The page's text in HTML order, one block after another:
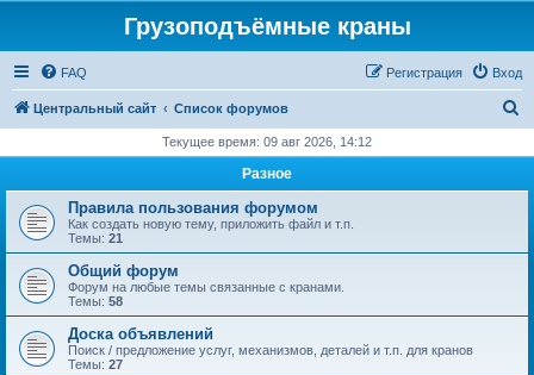
Грузоподъёмные краны
FAQ Вход
Регистрация
Центральный сайт Список форумов
с
Текущее время: 09 авг 2026, 14:12
Разное
Правила пользования форумом
Как создать новую тему, приложить файл и т.п.
Темы: 21
Общий форум
Форум на любые темы связанные с кранами.
Темы: 58
Доска объявлений
Поиск / предложение услуг, механизмов, деталей и т.п. для кранов
Темы: 27